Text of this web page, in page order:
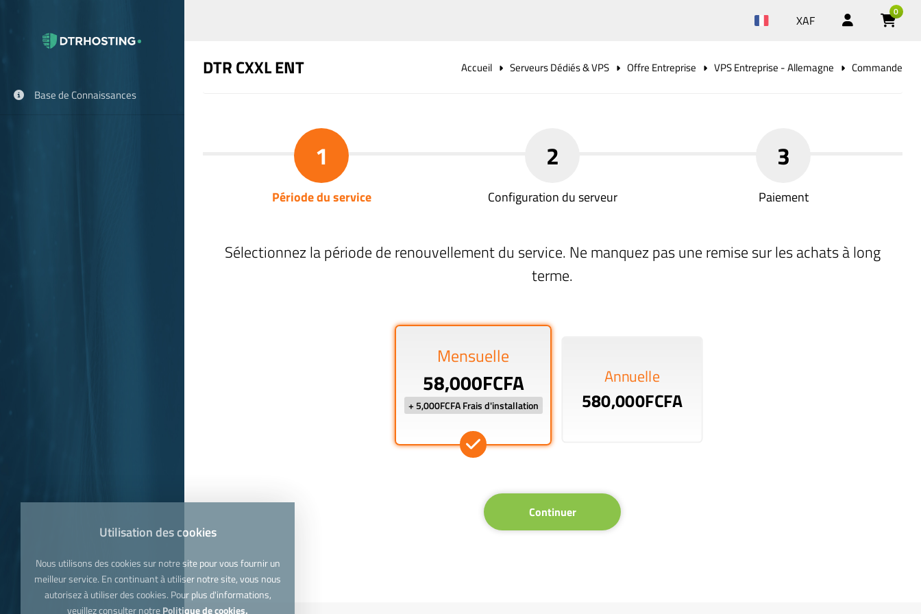
XAF
0
DTR CXXL ENT Accueil Serveurs Dédiés & VPS Offre Entreprise VPS Entreprise - Allemagne Commande
1
Période du service
2
Configuration du serveur
3
Paiement
Sélectionnez la période de renouvellement du service. Ne manquez pas une remise sur les achats à long
terme.
Mensuelle
58,000FCFA
+ 5,000FCFA Frais d'installation
Annuelle
580,000FCFA
Continuer
Base de Connaissances
Utilisation des cookies
Nous utilisons des cookies sur notre site pour vous fournir un
meilleur service. En continuant à utiliser notre site, vous nous
autorisez à utiliser des cookies. Pour plus d'informations,
veuillez consulter notrePolitique de cookies.